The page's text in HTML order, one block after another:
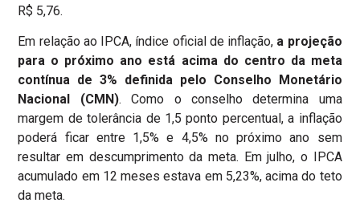
R$ 5,76.
Em relação ao IPCA, índice oficial de inflação, a projeção
para o próximo ano está acima do centro da meta
contínua de 3% definida pelo Conselho Monetário
Nacional (CMN). Como o conselho determina uma
margem de tolerância de 1,5 ponto percentual, a inflação
poderá ficar entre 1,5% e 4,5% no próximo ano sem
resultar em descumprimento da meta. Em julho, o IPCA
acumulado em 12 meses estava em 5,23%, acima do teto
da meta.